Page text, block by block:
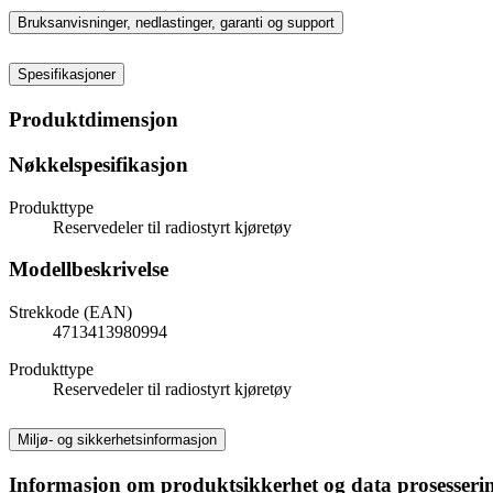
Bruksanvisninger, nedlastinger, garanti og support
Spesifikasjoner
Produktdimensjon
Nøkkelspesifikasjon
Produkttype
Reservedeler til radiostyrt kjøretøy
Modellbeskrivelse
Strekkode (EAN)
4713413980994
Produkttype
Reservedeler til radiostyrt kjøretøy
Miljø- og sikkerhetsinformasjon
Informasjon om produktsikkerhet og data